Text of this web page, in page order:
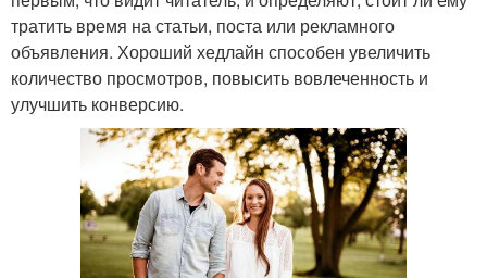
тратить время на статьи, поста или рекламного
объявления. Хороший хедлайн способен увеличить
количество просмотров, повысить вовлеченность и
улучшить конверсию.